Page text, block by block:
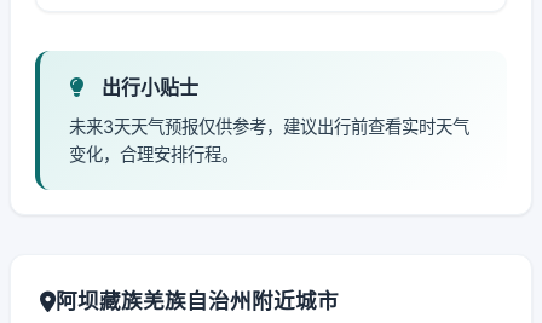
出行小贴士
未来3天天气预报仅供参考，建议出行前查看实时天气
变化，合理安排行程。
阿坝藏族羌族自治州附近城市